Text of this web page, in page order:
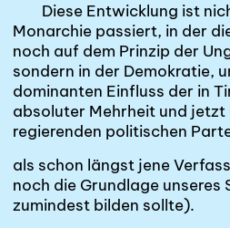
Diese Entwicklung ist
Monarchie passiert, in der
noch auf dem Prinzip der
sondern in der Demokratie,
dominanten Einfluss der in
absoluter Mehrheit und jetzt
regierenden politischen
als schon längst jene
noch die Grundlage
zumindest bilden sollte).